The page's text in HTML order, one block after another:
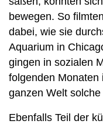
bewegen. So
dabei, wie sie
Aquarium in
gingen in sozialen
folgenden Monaten
ganzen Welt solche
Ebenfalls Teil der